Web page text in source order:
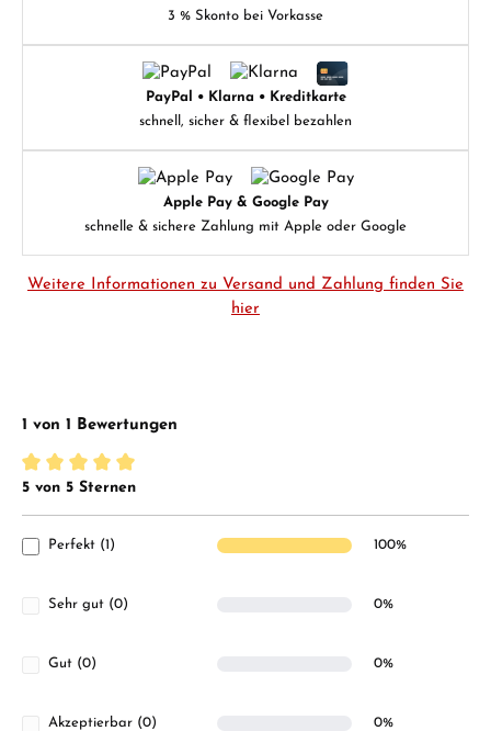
3 % Skonto bei Vorkasse
PayPal • Klarna • Kreditkarte
schnell, sicher & flexibel bezahlen
Apple Pay & Google Pay
schnelle & sichere Zahlung mit Apple oder Google
Weitere Informationen zu Versand und Zahlung finden Sie
hier
1 von 1 Bewertungen
Durchschnittliche Bewertung von 5 von 5 Sternen
5 von 5 Sternen
Perfekt (1) 100%
Sehr gut (0) 0%
Gut (0) 0%
Akzeptierbar (0) 0%